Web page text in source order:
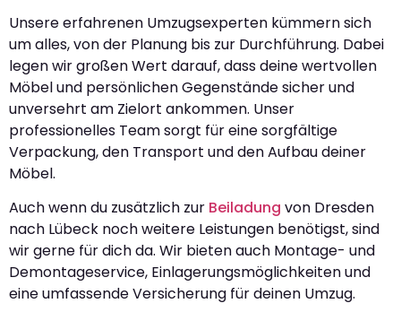
Unsere erfahrenen Umzugsexperten kümmern sich
um alles, von der Planung bis zur Durchführung. Dabei
legen wir großen Wert darauf, dass deine wertvollen
Möbel und persönlichen Gegenstände sicher und
unversehrt am Zielort ankommen. Unser
professionelles Team sorgt für eine sorgfältige
Verpackung, den Transport und den Aufbau deiner
Möbel.
Auch wenn du zusätzlich zur Beiladung von Dresden
nach Lübeck noch weitere Leistungen benötigst, sind
wir gerne für dich da. Wir bieten auch Montage- und
Demontageservice, Einlagerungsmöglichkeiten und
eine umfassende Versicherung für deinen Umzug.